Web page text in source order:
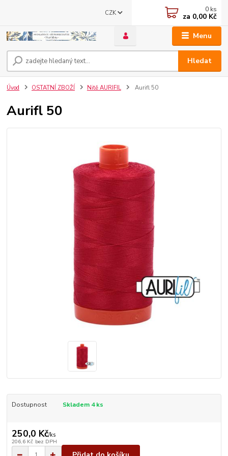
Menu
CZK
Hledat
0 ks
za 0,00 Kč
Úvod OSTATNÍ ZBOŽÍ Nitě AURIFIL Aurifl 50
Aurifl 50
Dostupnost Skladem 4 ks
250,0 Kč/ks
206,6 Kč bez DPH